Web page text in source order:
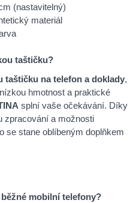
(nastavitelný)
materiál
taštičku?
taštičku na telefon a doklady,
hmotnost a praktické
splní vaše očekávání. Díky
zpracování a možnosti
se stane oblíbeným doplňkem
mobilní telefony?